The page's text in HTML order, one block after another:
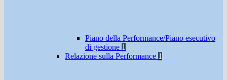
Piano della Performance/Piano esecutivo
di gestione 1
Relazione sulla Performance 1